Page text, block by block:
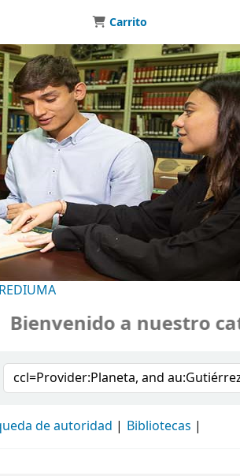
Carrito
REDIUMA
a nuestro
Buscar en el catálogo
de autoridad Bibliotecas